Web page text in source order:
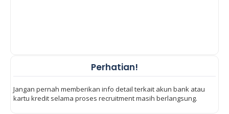
Perhatian!
Jangan pernah memberikan info detail terkait akun bank atau
kartu kredit selama proses recruitment masih berlangsung.